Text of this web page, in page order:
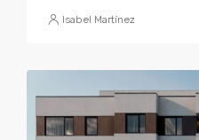
Isabel Martínez